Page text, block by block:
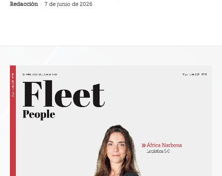
Redacción - 7 de junio de 2026